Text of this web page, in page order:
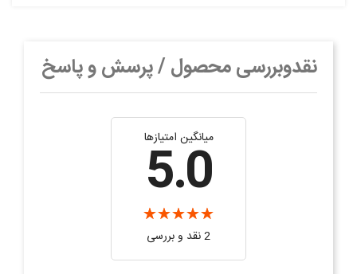
نقدوبررسی محصول / پرسش و پاسخ
میانگین امتیازها
5.0
2 نقد و بررسی‌‌